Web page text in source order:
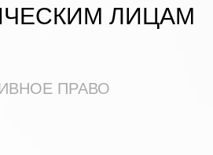
ЛИЦАМ
ПРАВО